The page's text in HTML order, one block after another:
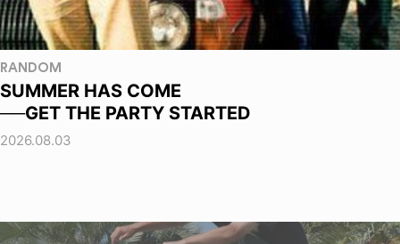
RANDOM
SUMMER HAS COME
──GET THE PARTY STARTED
2026.08.03